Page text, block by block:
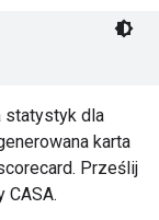
statystyk dla
karta
Prześlij
CASA.